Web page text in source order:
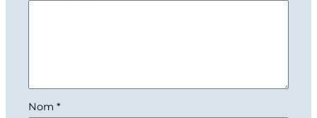
Nom *